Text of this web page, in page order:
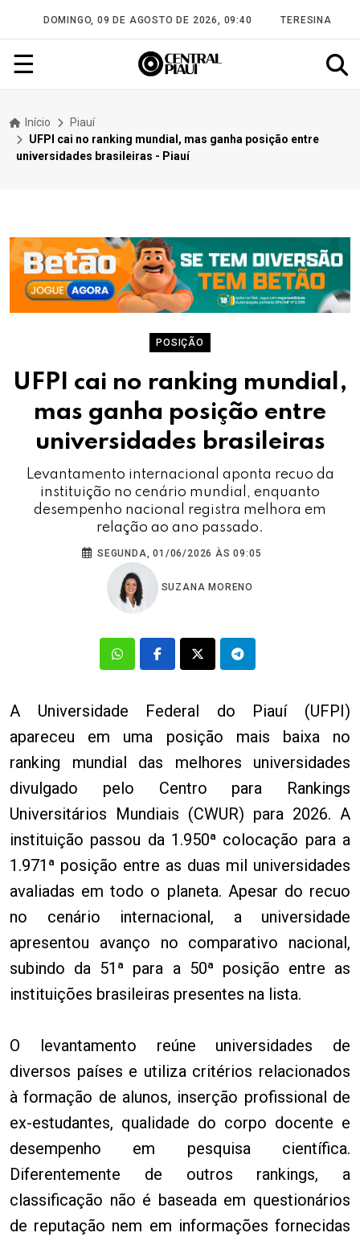
DOMINGO, 09 DE AGOSTO DE 2026, 09:40 TERESINA
☰
Início
Piauí
UFPI cai no ranking mundial, mas ganha posição entre
universidades brasileiras - Piauí
POSIÇÃO
UFPI cai no ranking mundial,
mas ganha posição entre
universidades brasileiras
Levantamento internacional aponta recuo da
instituição no cenário mundial, enquanto
desempenho nacional registra melhora em
relação ao ano passado.
SEGUNDA, 01/06/2026 ÀS 09:05
SUZANA MORENO
A Universidade Federal do Piauí (UFPI)
apareceu em uma posição mais baixa no
ranking mundial das melhores universidades
divulgado pelo Centro para Rankings
Universitários Mundiais (CWUR) para 2026. A
instituição passou da 1.950ª colocação para a
1.971ª posição entre as duas mil universidades
avaliadas em todo o planeta. Apesar do recuo
no cenário internacional, a universidade
apresentou avanço no comparativo nacional,
subindo da 51ª para a 50ª posição entre as
instituições brasileiras presentes na lista.
O levantamento reúne universidades de
diversos países e utiliza critérios relacionados
à formação de alunos, inserção profissional de
ex-estudantes, qualidade do corpo docente e
desempenho em pesquisa científica.
Diferentemente de outros rankings, a
classificação não é baseada em questionários
de reputação nem em informações fornecidas